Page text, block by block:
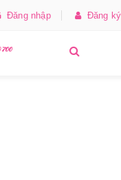
Đăng nhập Đăng ký